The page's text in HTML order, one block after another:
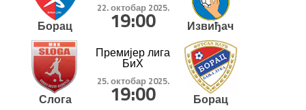
Борац
22. октобар 2025.
19:00 Извиђач
Слога
Премијер лига
БиХ
25. октобар 2025.
19:00 Борац